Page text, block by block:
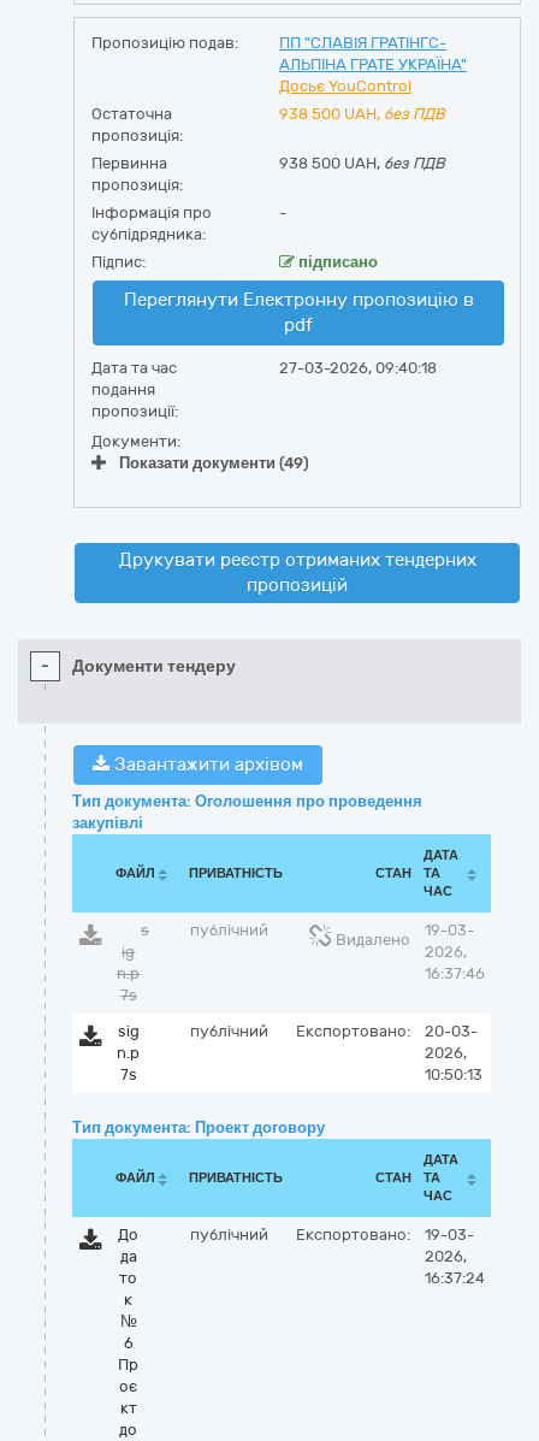
Пропозицію подав:
ПП "СЛАВІЯ ГРАТІНГС-
АЛЬПІНА ГРАТЕ УКРАЇНА"
Досьє YouControl
Остаточна
пропозиція:
938 500 UAH, без ПДВ
Первинна
пропозиція:
938 500 UAH, без ПДВ
Інформація про
субпідрядника:
-
Підпис: підписано
Переглянути Електронну пропозицію в
pdf
Дата та час
подання
пропозиції:
27-03-2026, 09:40:18
Документи:
Показати документи (49)
Друкувати реєстр отриманих тендерних
пропозицій
- Документи тендеру
Завантажити архівом
Тип документа: Оголошення про проведення
закупівлі
ФАЙЛ ПРИВАТНІСТЬ СТАН
ДАТА
ТА
ЧАС
s
ig
n.p
7s
публічний
Видалено
19-03-
2026,
16:37:46
sig
n.p
7s
публічний Експортовано:
20-03-
2026,
10:50:13
Тип документа: Проект договору
ФАЙЛ ПРИВАТНІСТЬ СТАН
ДАТА
ТА
ЧАС
До
да
то
к
№
6
Пр
оє
кт
до
публічний Експортовано:
19-03-
2026,
16:37:24